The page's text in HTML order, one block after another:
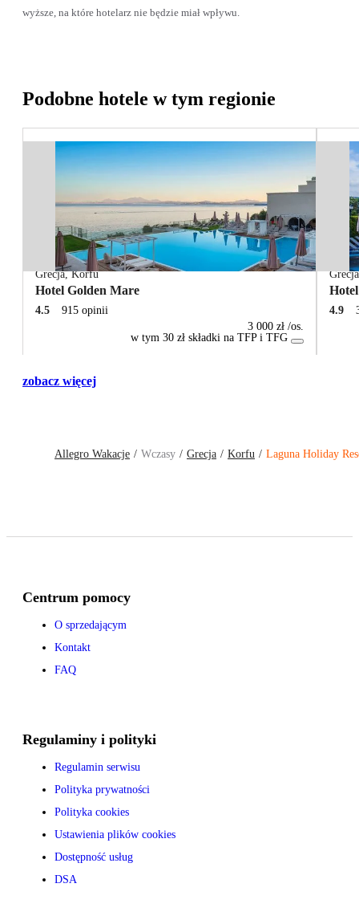
wyższe, na które hotelarz nie będzie miał wpływu.
Podobne hotele w tym regionie
Grecja,Korfu
Hotel Golden Mare
4.5
915 opinii
3 000 zł /os.
w tym 30 zł składki na TFP i TFG
Grecja
4.9
zobacz więcej
Allegro Wakacje Wczasy Grecja Korfu Laguna Holiday
Centrum pomocy
O sprzedającym
Kontakt
FAQ
Regulaminy i polityki
Regulamin serwisu
Polityka prywatności
Polityka cookies
Ustawienia plików cookies
Dostępność usług
DSA